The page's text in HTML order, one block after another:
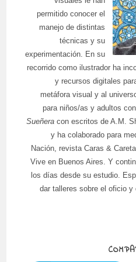
permitido conocer el
manejo de distintas
técnicas y su
experimentación. En su
recorrido como ilustrador ha
y recursos digitales
metáfora visual y al
para niños/as y adultos
Sueñeracon escritos de A.M.
y ha colaborado para
Nación, revista Caras &
Vive en Buenos Aires. Y
los días desde su estudio.
dar talleres sobre el oficio y